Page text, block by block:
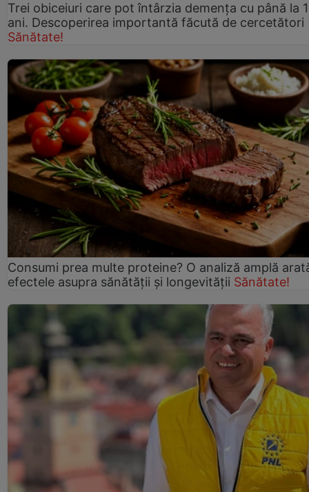
Trei obiceiuri care pot întârzia demența cu până la
ani. Descoperirea importantă făcută de cercetători
Sănătate!
Consumi prea multe proteine? O analiză amplă
efectele asupra sănătății și longevității Sănătate!